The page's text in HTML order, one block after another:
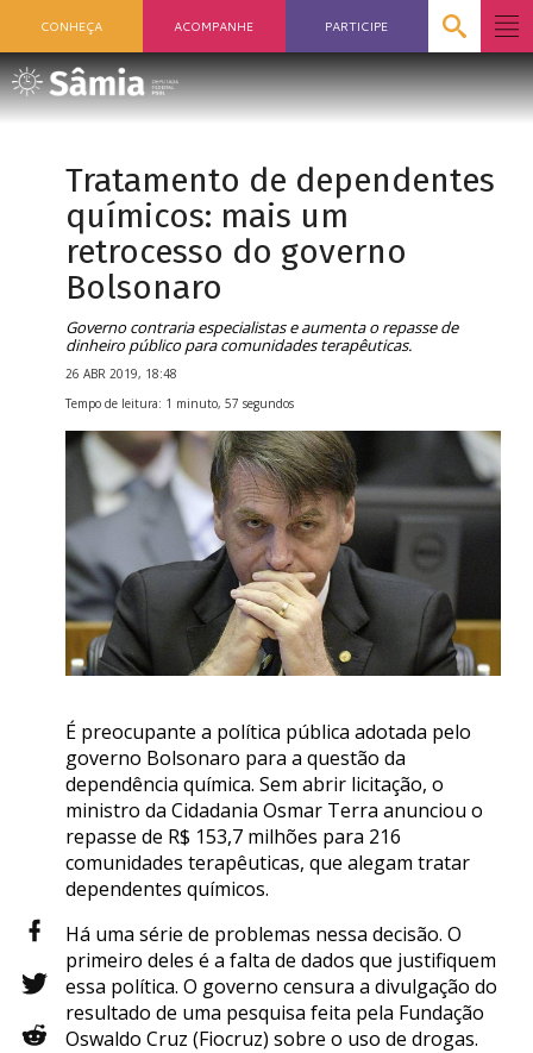
CONHEÇA ACOMPANHE PARTICIPE
Tratamento de dependentes
químicos: mais um
retrocesso do governo
Bolsonaro
Governo contraria especialistas e aumenta o repasse de
dinheiro público para comunidades terapêuticas.
26 ABR 2019, 18:48
Tempo de leitura: 1 minuto, 57 segundos
É preocupante a política pública adotada pelo
governo Bolsonaro para a questão da
dependência química. Sem abrir licitação, o
ministro da Cidadania Osmar Terra anunciou o
repasse de R$ 153,7 milhões para 216
comunidades terapêuticas, que alegam tratar
dependentes químicos.
Há uma série de problemas nessa decisão. O
primeiro deles é a falta de dados que justifiquem
essa política. O governo censura a divulgação do
resultado de uma pesquisa feita pela Fundação
Oswaldo Cruz (Fiocruz) sobre o uso de drogas.